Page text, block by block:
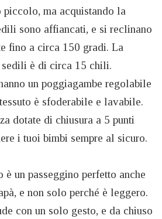
ma acquistando la
sono affiancati, e si reclinano
fino a circa 150 gradi. La
sedili è di circa 15 chili.
un poggiagambe regolabile
è sfoderabile e lavabile.
dotate di chiusura a 5 punti
i tuoi bimbi sempre al sicuro.
è un passeggino perfetto anche
e non solo perché è leggero.
con un solo gesto, e da chiuso